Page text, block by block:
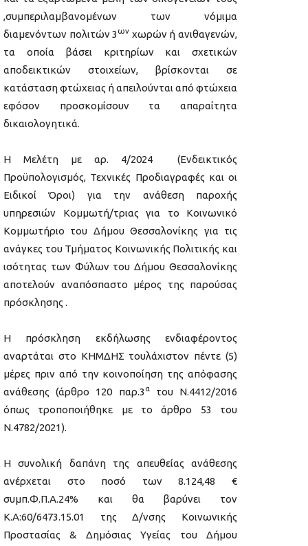
,συμπεριλαμβανομένων των νόμιμα
διαμενόντων πολιτών 3 ων χωρών ή ανιθαγενών,
τα οποία βάσει κριτηρίων και σχετικών
αποδεικτικών στοιχείων, βρίσκονται σε
κατάσταση φτώχειας ή απειλούνται από φτώχεια
εφόσον προσκομίσουν τα απαραίτητα
δικαιολογητικά.
Η Μελέτη με αρ. 4/2024 (Ενδεικτικός
Προϋπολογισμός, Τεχνικές Προδιαγραφές και οι
Ειδικοί Όροι) για την ανάθεση παροχής
υπηρεσιών Κομμωτή/τριας για το Κοινωνικό
Κομμωτήριο του Δήμου Θεσσαλονίκης για τις
ανάγκες του Τμήματος Κοινωνικής Πολιτικής και
ισότητας των Φύλων του Δήμου Θεσσαλονίκης
αποτελούν αναπόσπαστο μέρος της παρούσας
πρόσκλησης .
Η πρόσκληση εκδήλωσης ενδιαφέροντος
αναρτάται στο ΚΗΜΔΗΣ τουλάχιστον πέντε (5)
μέρες πριν από την κοινοποίηση της απόφασης
ανάθεσης (άρθρο 120 παρ.3 ατου Ν.4412/2016
όπως τροποποιήθηκε με το άρθρο 53 του
Ν.4782/2021).
Η συνολική δαπάνη της απευθείας ανάθεσης
ανέρχεται στο ποσό των 8.124,48 €
συμπ.Φ.Π.Α.24% και θα βαρύνει τον
Κ.Α:60/6473.15.01 της Δ/νσης Κοινωνικής
Προστασίας & Δημόσιας Υγείας του Δήμου